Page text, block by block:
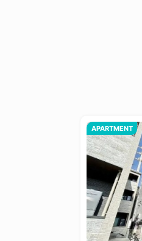
APARTMENT